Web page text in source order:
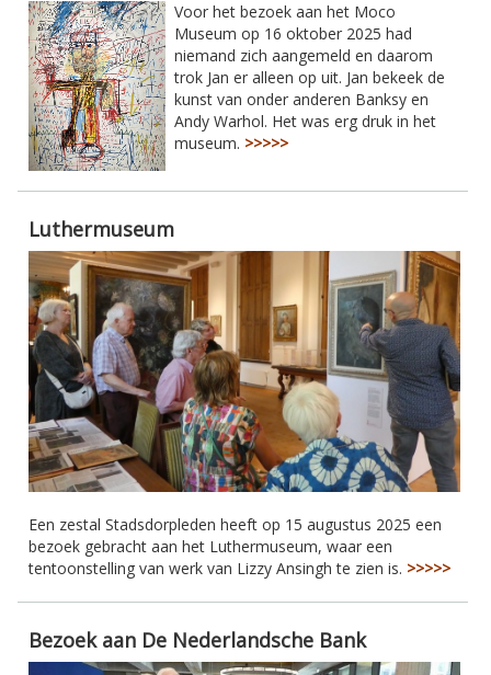
Voor het bezoek aan het Moco
Museum op 16 oktober 2025 had
niemand zich aangemeld en daarom
trok Jan er alleen op uit. Jan bekeek de
kunst van onder anderen Banksy en
Andy Warhol. Het was erg druk in het
museum. >>>>>
Luthermuseum
Een zestal Stadsdorpleden heeft op 15 augustus 2025 een
bezoek gebracht aan het Luthermuseum, waar een
tentoonstelling van werk van Lizzy Ansingh te zien is. >>>>>
Bezoek aan De Nederlandsche Bank